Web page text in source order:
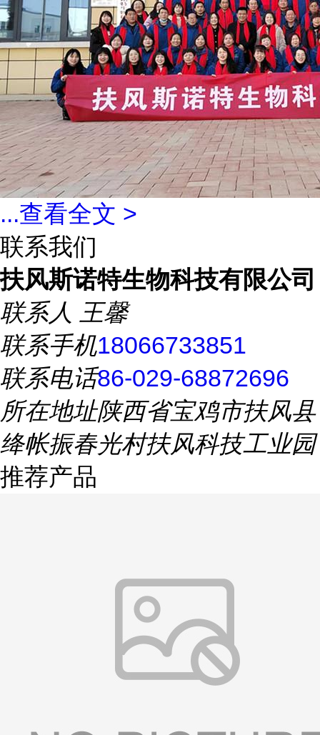
...查看全文 >
联系我们
扶风斯诺特生物科技有限公司
联系人 王馨
联系手机18066733851
联系电话86-029-68872696
所在地址陕西省宝鸡市扶风县
绛帐振春光村扶风科技工业园
推荐产品